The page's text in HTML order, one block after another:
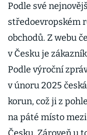
Podle své
středoevropském
obchodů. Z webu
v Česku je
Podle výroční
v únoru 2025
korun, což ji z
na páté místo